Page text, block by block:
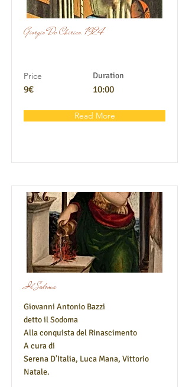
Giorgio De Chirico. 1924
Price
9€
Duration
10:00
Read More
Il Sodoma
Giovanni Antonio Bazzi
detto il Sodoma
Alla conquista del Rinascimento
A cura di
Serena D’Italia, Luca Mana, Vittorio
Natale.